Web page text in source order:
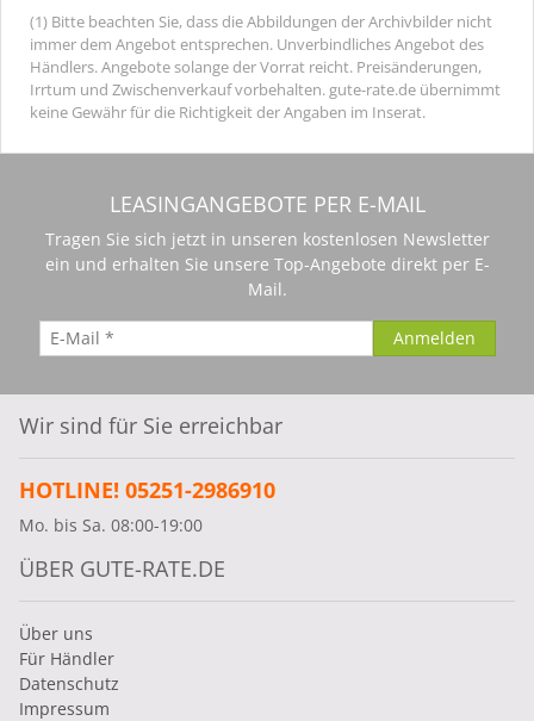
(1) Bitte beachten Sie, dass die Abbildungen der Archivbilder nicht
immer dem Angebot entsprechen. Unverbindliches Angebot des
Händlers. Angebote solange der Vorrat reicht. Preisänderungen,
Irrtum und Zwischenverkauf vorbehalten. gute-rate.de übernimmt
keine Gewähr für die Richtigkeit der Angaben im Inserat.
LEASINGANGEBOTE PER E-MAIL
Tragen Sie sich jetzt in unseren kostenlosen Newsletter
ein und erhalten Sie unsere Top-Angebote direkt per E-
Mail.
Wir sind für Sie erreichbar
HOTLINE! 05251-2986910
Mo. bis Sa. 08:00-19:00
ÜBER GUTE-RATE.DE
Über uns
Für Händler
Datenschutz
Impressum